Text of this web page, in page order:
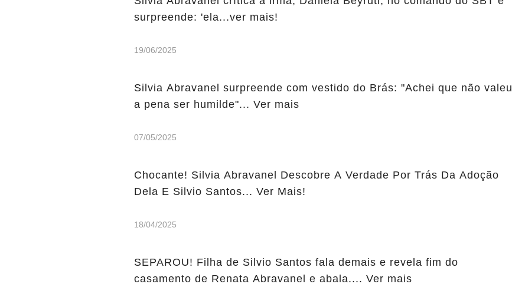
surpreende: 'ela...ver mais!
19/06/2025
Silvia Abravanel surpreende com vestido do Brás: "Achei que não valeu
a pena ser humilde"... Ver mais
07/05/2025
Chocante! Silvia Abravanel Descobre A Verdade Por Trás Da Adoção
Dela E Silvio Santos... Ver Mais!
18/04/2025
SEPAROU! Filha de Silvio Santos fala demais e revela fim do
casamento de Renata Abravanel e abala.... Ver mais